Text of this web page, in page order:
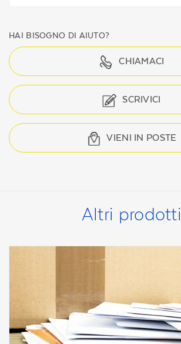
HAI BISOGNO DI AIUTO?
CHIAMACI
SCRIVICI
VIENI IN POSTE
Altri prodotti